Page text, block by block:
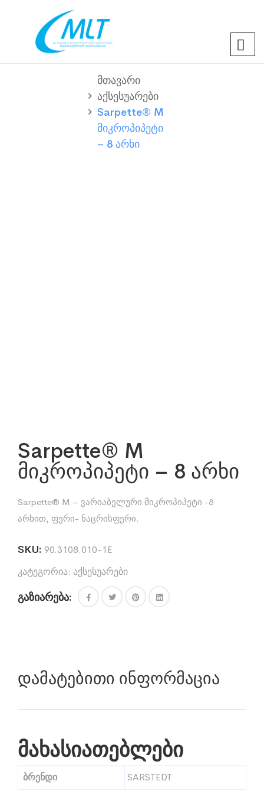
Მთავარი
Აქსესუარები
Sarpette® M
Მიკროპიპეტი
– 8 Არხი
Sarpette® M
მიკროპიპეტი – 8 არხი
Sarpette® M – ვარიაბელური მიკროპიპეტი -8
არხით, ფერი- ნაცრისფერი.
SKU: 90.3108.010-1E
კატეგორია: აქსესუარები
გაზიარება:
Დამატებითი Ინფორმაცია
მახასიათებლები
ბრენდი SARSTEDT